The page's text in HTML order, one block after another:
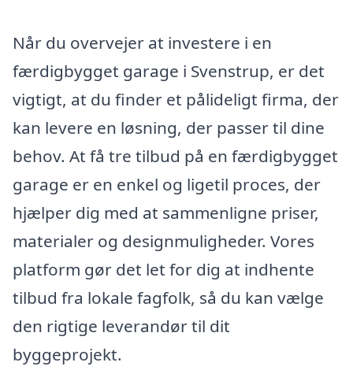
Når du overvejer at investere i en
færdigbygget garage i Svenstrup, er det
vigtigt, at du finder et pålideligt firma, der
kan levere en løsning, der passer til dine
behov. At få tre tilbud på en færdigbygget
garage er en enkel og ligetil proces, der
hjælper dig med at sammenligne priser,
materialer og designmuligheder. Vores
platform gør det let for dig at indhente
tilbud fra lokale fagfolk, så du kan vælge
den rigtige leverandør til dit
byggeprojekt.